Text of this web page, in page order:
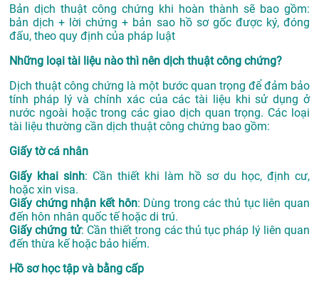
Bản dịch thuật công chứng khi hoàn thành sẽ bao gồm:
bản dịch + lời chứng + bản sao hồ sơ gốc được ký, đóng
đấu, theo quy định của pháp luật
Những loại tài liệu nào thì nên dịch thuật công chứng?
Dịch thuật công chứng là một bước quan trọng để đảm bảo
tính pháp lý và chính xác của các tài liệu khi sử dụng ở
nước ngoài hoặc trong các giao dịch quan trọng. Các loại
tài liệu thường cần dịch thuật công chứng bao gồm:
Giấy tờ cá nhân
Giấy khai sinh: Cần thiết khi làm hồ sơ du học, định cư,
hoặc xin visa.
Giấy chứng nhận kết hôn: Dùng trong các thủ tục liên quan
đến hôn nhân quốc tế hoặc di trú.
Giấy chứng tử: Cần thiết trong các thủ tục pháp lý liên quan
đến thừa kế hoặc bảo hiểm.
Hồ sơ học tập và bằng cấp